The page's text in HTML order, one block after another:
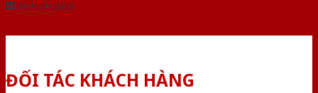
Dành cho đại lý
ĐỐI TÁC KHÁCH HÀNG